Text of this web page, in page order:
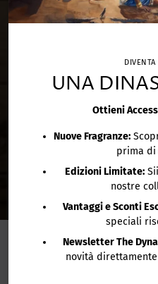
DIVENTA
UNA
Ottieni
Nuove Fragranze:
prima di
Edizioni Limitate:
nostre
Vantaggi e Sconti
speciali
Newsletter The
novità
CANDELE DI